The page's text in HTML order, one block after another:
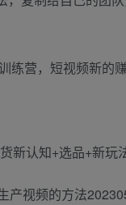
01第一课：文林·视‮带频‬货新认知
02第二课：快‮选速‬品和‮产生‬视频的